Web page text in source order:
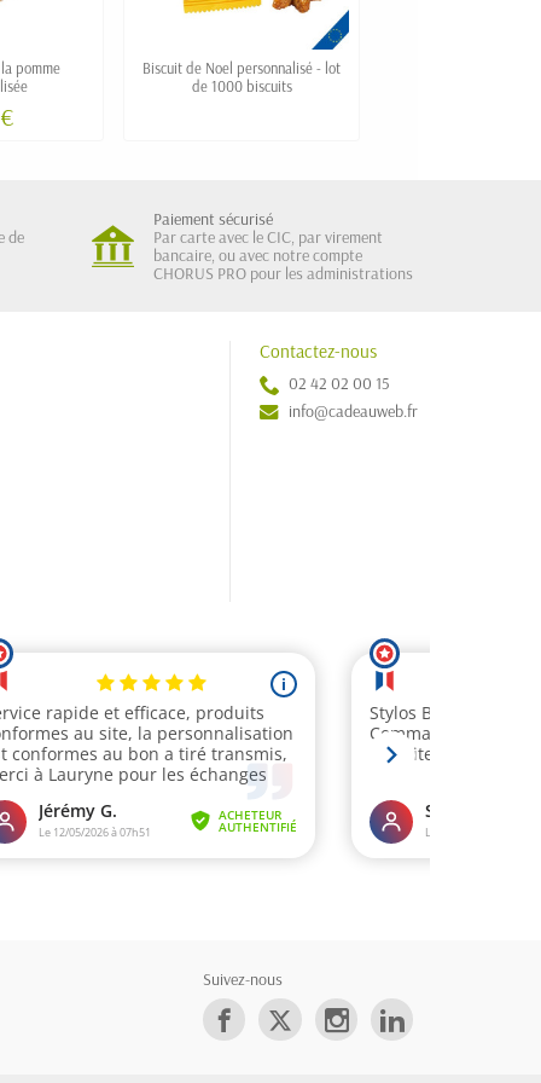
pomme
Biscuit de Noel personnalisé - lot
de 1000 biscuits
de
Paiement sécurisé
Par carte avec le CIC, par virement
bancaire, ou avec notre compte
CHORUS PRO pour les administrations
Contactez-nous
02 42 02 00 15
info@cadeauweb.fr
Suivez-nous